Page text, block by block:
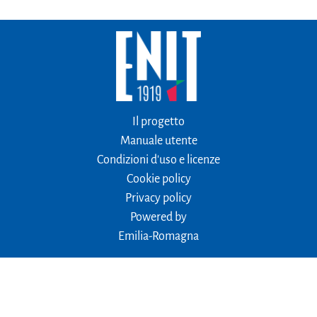
Il progetto
Manuale utente
Condizioni d'uso e licenze
Cookie policy
Privacy policy
Powered by
Emilia-Romagna